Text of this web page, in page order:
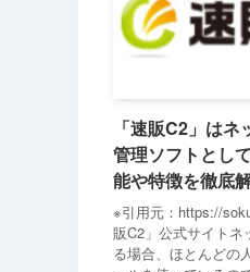
「速販C2」は
管理ソフトとし
能や特徴を徹底
※引用元：https://
販C2」公式サイトネ
る場合、ほとんどの